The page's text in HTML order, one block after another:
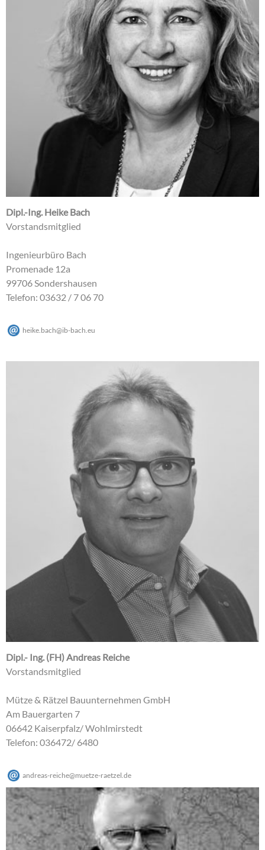
Dipl.-Ing. Heike Bach
Vorstandsmitglied
Ingenieurbüro Bach
Promenade 12a
99706 Sondershausen
Telefon: 03632 / 7 06 70
heike.bach@ib-bach eu
Dipl.- Ing. (FH) Andreas Reiche
Vorstandsmitglied
Mütze & Rätzel Bauunternehmen GmbH
Am Bauergarten 7
06642 Kaiserpfalz/ Wohlmirstedt
Telefon: 036472/ 6480
andreas-reiche@muetze-raetzel.de